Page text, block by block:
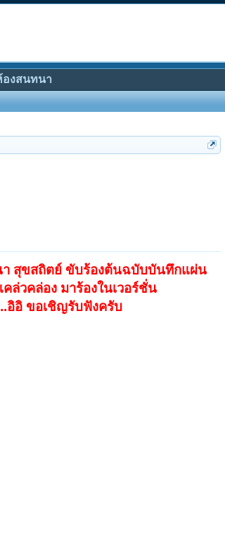
สุขสถิตย์ ขับร้องต้นฉบับบันทึกแผ่น
ล่วคล่อง มาร้องในเวอร์ชั่น
อิอิ ขอเชิญรับฟังครับ
องสนทนา